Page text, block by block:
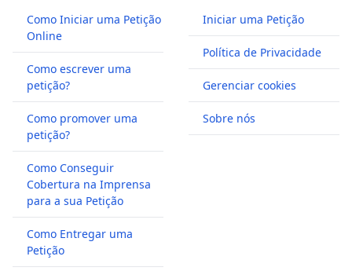
Como Iniciar uma Petição
Online
Como escrever uma
petição?
Como promover uma
petição?
Como Conseguir
Cobertura na Imprensa
para a sua Petição
Como Entregar uma
Petição
Iniciar uma Petição
Política de Privacidade
Gerenciar cookies
Sobre nós